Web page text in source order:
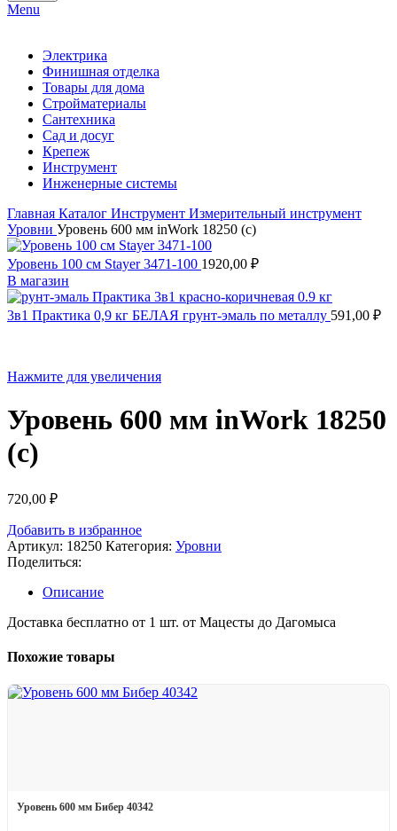
Menu
Электрика
Финишная отделка
Товары для дома
Стройматериалы
Сантехника
Сад и досуг
Крепеж
Инструмент
Инженерные системы
Главная Каталог Инструмент Измерительный инструмент
Уровни Уровень 600 мм inWork 18250 (с)
Уровень 100 см Stayer 3471-100 1920,00 ₽
В магазин
3в1 Практика 0,9 кг БЕЛАЯ грунт-эмаль по металлу 591,00 ₽
Нажмите для увеличения
Уровень 600 мм inWork 18250
(с)
720,00 ₽
Добавить в избранное
Артикул: 18250 Категория: Уровни
Поделиться:
Описание
Доставка бесплатно от 1 шт. от Мацесты до Дагомыса
Похожие товары
Уровень 600 мм Бибер 40342